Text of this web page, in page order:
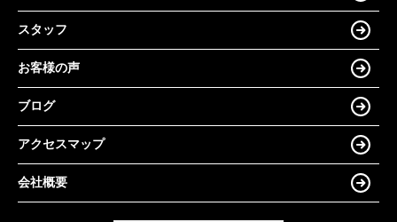
スタッフ
お客様の声
ブログ
アクセスマップ
会社概要